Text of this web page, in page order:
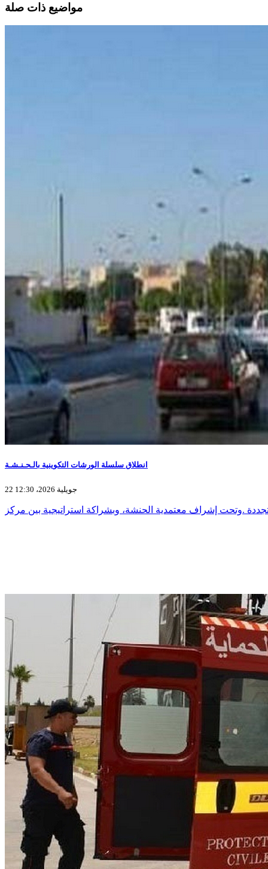
مواضيع ذات صلة
انطلاق سلسلة الورشات التكوينية بالـحـنـشـة
22 جويلية 2026، 12:30